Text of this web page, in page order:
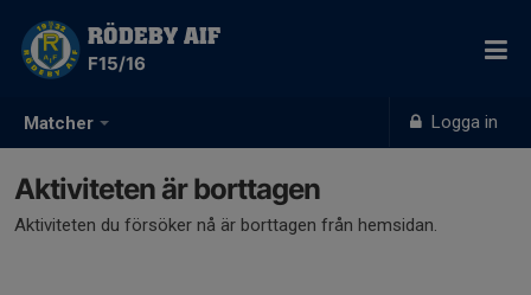
Matcher Logga in
RÖDEBY AIF
F15/16
Aktiviteten är borttagen
Aktiviteten du försöker nå är borttagen från hemsidan.